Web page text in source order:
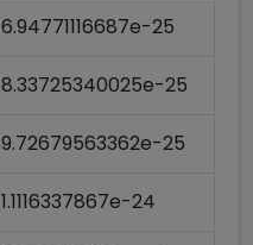
6.94771116687e-25
8.33725340025e-25
9.72679563362e-25
1.1116337867e-24